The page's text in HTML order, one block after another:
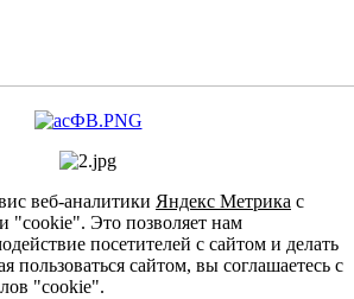
веб-аналитики Яндекс Метрика с
"cookie". Это позволяет нам
посетителей с сайтом и делать
пользоваться сайтом, вы соглашаетесь с
"cookie".